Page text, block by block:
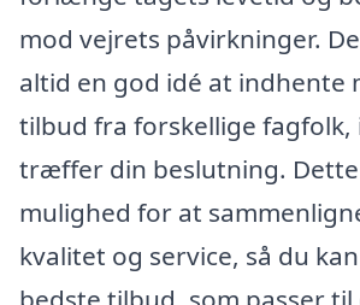
mod vejrets påvirkninger.
altid en god idé at indhente
tilbud fra forskellige fagfolk,
træffer din beslutning.
mulighed for at
kvalitet og service, så du